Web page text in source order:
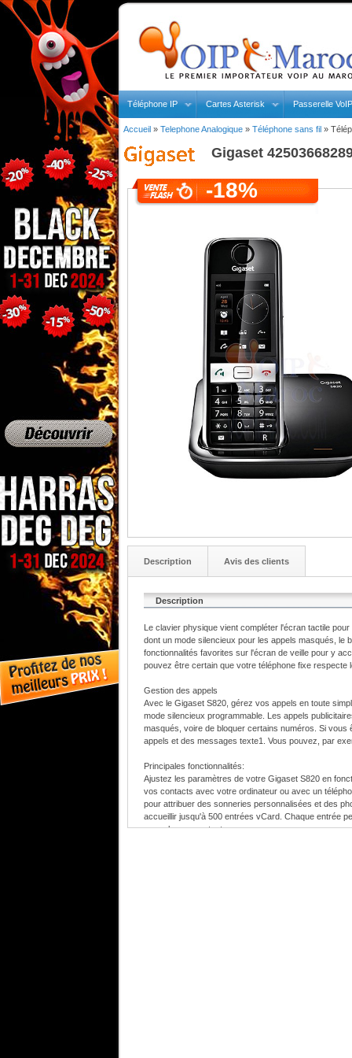
Téléphone IP Cartes Asterisk Passerelle VoIP
Accueil» Telephone Analogique» Téléphone sans fil»
Gigaset
-18%
Description Avis des clients
Description
Le clavier physique vient compléter l'écran tactile
dont un mode silencieux pour les appels masqués,
fonctionnalités favorites sur l'écran de veille pour y
pouvez être certain que votre téléphone fixe respecte
Gestion des appels
Avec le Gigaset S820, gérez vos appels en toute
mode silencieux programmable. Les appels
masqués, voire de bloquer certains numéros. Si
appels et des messages texte1. Vous pouvez, par
Principales fonctionnalités:
Ajustez les paramètres de votre Gigaset S820 en
vos contacts avec votre ordinateur ou avec un
pour attribuer des sonneries personnalisées et des
accueillir jusqu'à 500 entrées vCard. Chaque entrée
pour chaque contact.